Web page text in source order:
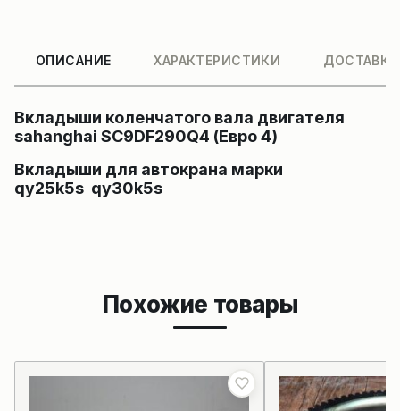
ОПИСАНИЕ ХАРАКТЕРИСТИКИ
Вкладыши коленчатого вала двигателя
sahanghai SC9DF290Q4 (Евро 4)
Вкладыши для автокрана марки
qy25k5s qy30k5s
Похожие товары